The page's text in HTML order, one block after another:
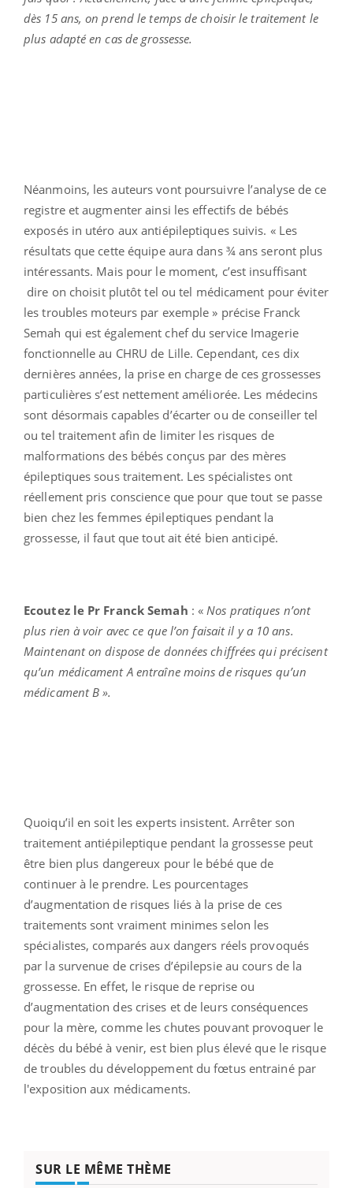
dès 15 ans, on prend le temps de choisir le traitement le
plus adapté en cas de grossesse.
Néanmoins, les auteurs vont poursuivre l’analyse de ce
registre et augmenter ainsi les effectifs de bébés
exposés in utéro aux antiépileptiques suivis. « Les
résultats que cette équipe aura dans ¾ ans seront plus
intéressants. Mais pour le moment, c’est insuffisant
dire on choisit plutôt tel ou tel médicament pour éviter
les troubles moteurs par exemple » précise Franck
Semah qui est également chef du service Imagerie
fonctionnelle au CHRU de Lille. Cependant, ces dix
dernières années, la prise en charge de ces grossesses
particulières s’est nettement améliorée. Les médecins
sont désormais capables d’écarter ou de conseiller tel
ou tel traitement afin de limiter les risques de
malformations des bébés conçus par des mères
épileptiques sous traitement. Les spécialistes ont
réellement pris conscience que pour que tout se passe
bien chez les femmes épileptiques pendant la
grossesse, il faut que tout ait été bien anticipé.
Ecoutez le Pr Franck Semah : « Nos pratiques n’ont
plus rien à voir avec ce que l’on faisait il y a 10 ans.
Maintenant on dispose de données chiffrées qui précisent
qu’un médicament A entraîne moins de risques qu’un
médicament B ».
Quoiqu’il en soit les experts insistent. Arrêter son
traitement antiépileptique pendant la grossesse peut
être bien plus dangereux pour le bébé que de
continuer à le prendre. Les pourcentages
d’augmentation de risques liés à la prise de ces
traitements sont vraiment minimes selon les
spécialistes, comparés aux dangers réels provoqués
par la survenue de crises d’épilepsie au cours de la
grossesse. En effet, le risque de reprise ou
d’augmentation des crises et de leurs conséquences
pour la mère, comme les chutes pouvant provoquer le
décès du bébé à venir, est bien plus élevé que le risque
de troubles du développement du fœtus entrainé par
l'exposition aux médicaments.
SUR LE MÊME THÈME